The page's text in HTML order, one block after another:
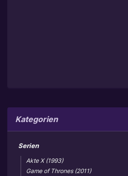
Kategorien
Serien
Akte X (1993)
Game of Thrones (2011)